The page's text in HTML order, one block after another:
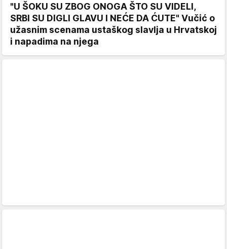
"U ŠOKU SU ZBOG ONOGA ŠTO SU VIDELI,
SRBI SU DIGLI GLAVU I NEĆE DA ĆUTE" Vučić o
užasnim scenama ustaškog slavlja u Hrvatskoj
i napadima na njega